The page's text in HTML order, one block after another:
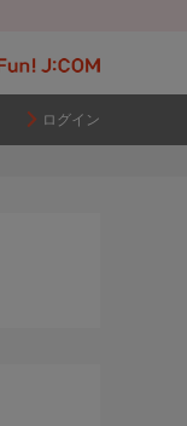
ログイン